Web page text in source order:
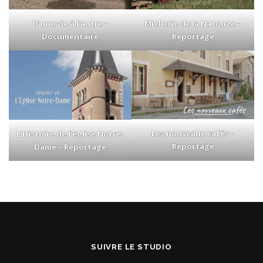
D’une vie à l’autre –
Documentaire
Miellerie de la Natouze –
Reportage
L’Histoire de l’église Notre-
Dame – Reportage
Les nouveaux cafés –
Reportage
SUIVRE LE STUDIO